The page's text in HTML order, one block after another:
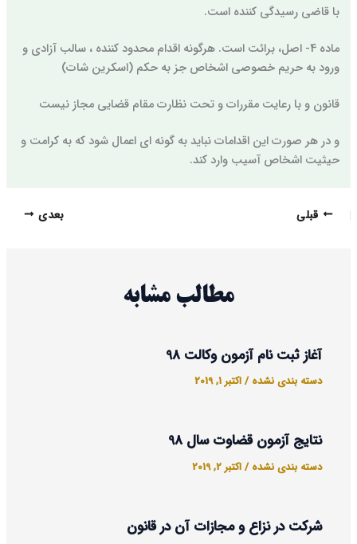
با قاضی رسیدگی کننده است.
ماده 4- اصل، برائت است. هرگونه اقدام محدود کننده ، سالب آزادی و
ورود به حریم خصوصی اشخاص جز به حکم (اسکرین شات)
قانون و با رعایت مقررات و تحت نظارت مقام قضایی مجاز نیست
و در هر صورت این اقدامات نباید به گونه ای اعمال شود که به کرامت و
حیثیت اشخاص آسیب وارد کند.
قبلی بعدی
مطالب مشابه
آغاز ثبت نام آزمون وکالت 98
دسته بندی نشده /اکتبر 1, 2019
نتایج آزمون قضاوت سال 98
دسته بندی نشده /اکتبر 2, 2019
شرکت در نزاع و مجازات آن در قانون